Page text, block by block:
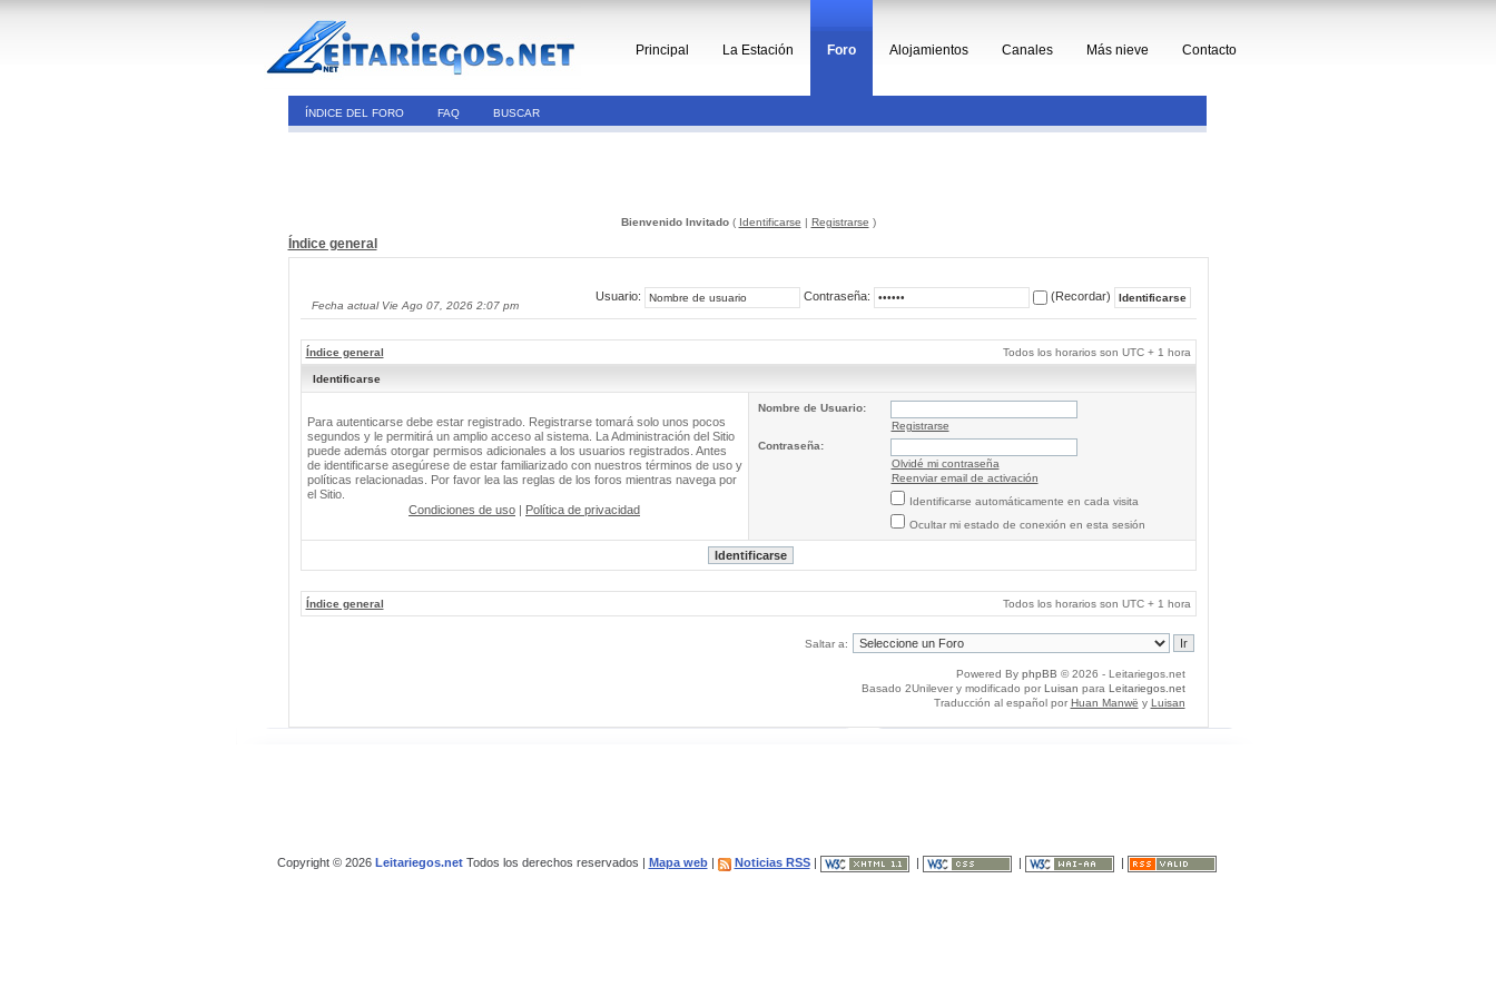
Principal La Estación Foro Alojamientos Canales Más nieve Contacto
ÍNDICE DEL FORO FAQ BUSCAR
Bienvenido Invitado( Identificarse | Registrarse )
Índice general
Fecha actual Vie Ago 07, 2026 2:07 pm
Usuario: Contraseña: (Recordar)
Índice general Todos los horarios son UTC + 1 hora
Identificarse
Para autenticarse debe estar registrado. Registrarse tomará solo unos pocos
segundos y le permitirá un amplio acceso al sistema. La Administración del Sitio
puede además otorgar permisos adicionales a los usuarios registrados. Antes
de identificarse asegúrese de estar familiarizado con nuestros términos de uso y
políticas relacionadas. Por favor lea las reglas de los foros mientras navega por
el Sitio.
Condiciones de uso | Política de privacidad
Nombre de Usuario:
Registrarse
Contraseña:
Olvidé mi contraseña
Reenviar email de activación
Identificarse automáticamente en cada visita
Ocultar mi estado de conexión en esta sesión
Índice general Todos los horarios son UTC + 1 hora
Saltar a:
Powered By phpBB © 2026 - Leitariegos.net
Basado 2Unilever y modificado por Luisan para Leitariegos.net
Traducción al español por Huan Manwë y Luisan
Copyright © 2026 Leitariegos.netTodos los derechos reservados | Mapa web| Noticias RSS|